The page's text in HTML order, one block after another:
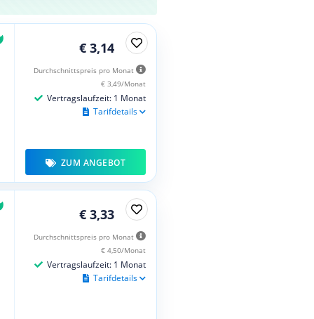
€ 3,14
Durchschnittspreis pro Monat
€ 3,49/Monat
Vertragslaufzeit: 1 Monat
Tarifdetails
ZUM ANGEBOT
€ 3,33
Durchschnittspreis pro Monat
€ 4,50/Monat
Vertragslaufzeit: 1 Monat
Tarifdetails